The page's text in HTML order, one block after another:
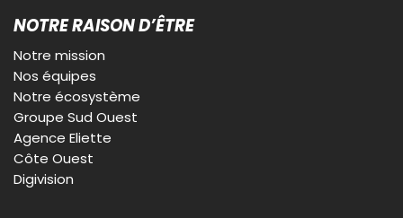
NOTRE RAISON D’ÊTRE
Notre mission
Nos équipes
Notre écosystème
Groupe Sud Ouest
Agence Eliette
Côte Ouest
Digivision